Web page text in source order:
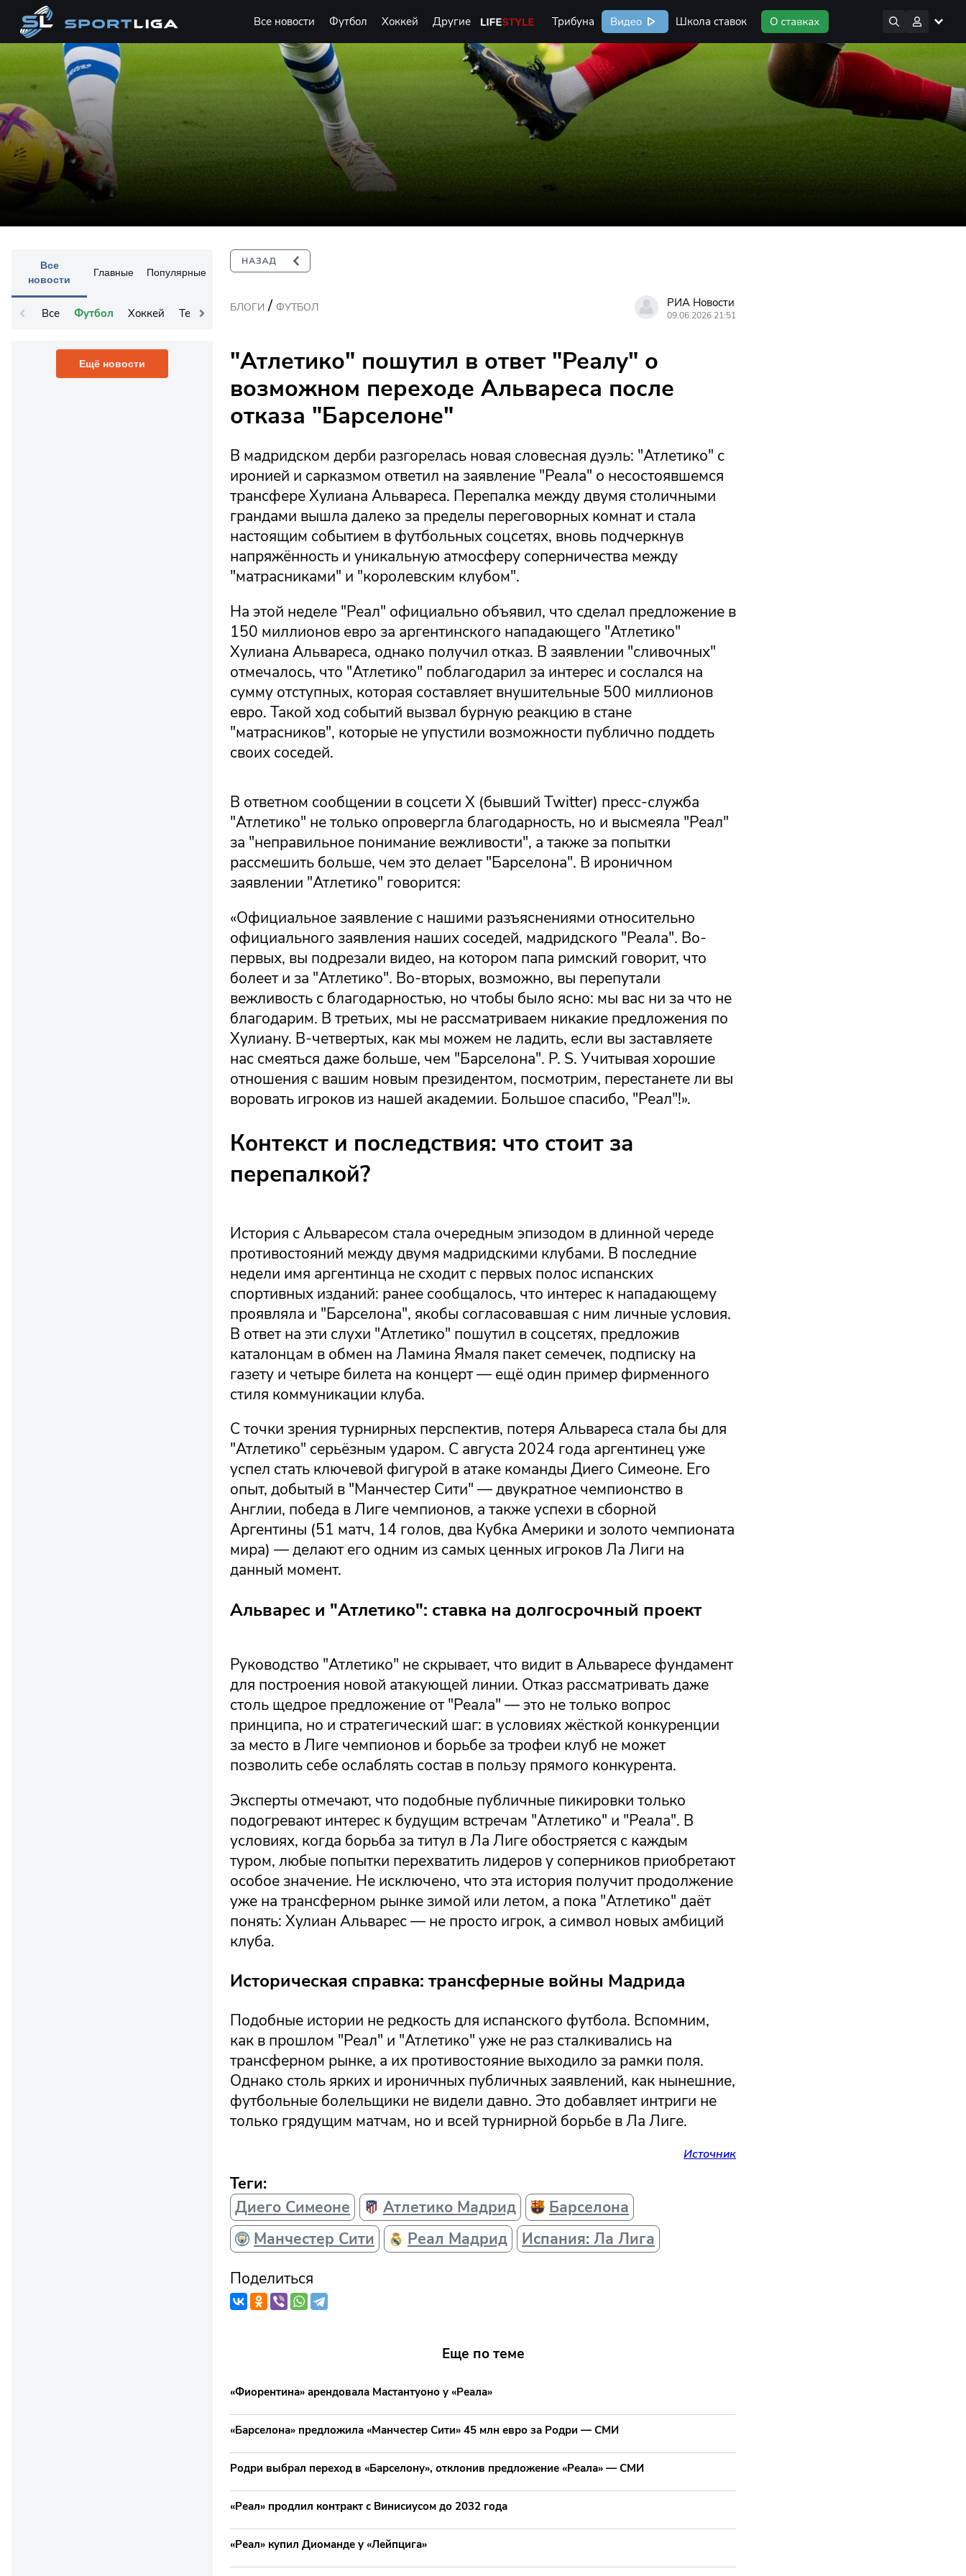
Все новости Футбол Хоккей Другие Life Style Трибуна Видео Школа ставок
Все
новости
Главные Популярные
Все Футбол Хоккей Теннис Остальное
Ещё новости
БЛОГИ / ФУТБОЛ РИА Новости
09.06.2026 21:51
"Атлетико" пошутил в ответ "Реалу" о
возможном переходе Альвареса после
отказа "Барселоне"
В мадридском дерби разгорелась новая словесная дуэль: "Атлетико" с
иронией и сарказмом ответил на заявление "Реала" о несостоявшемся
трансфере Хулиана Альвареса. Перепалка между двумя столичными
грандами вышла далеко за пределы переговорных комнат и стала
настоящим событием в футбольных соцсетях, вновь подчеркнув
напряжённость и уникальную атмосферу соперничества между
"матрасниками" и "королевским клубом".
На этой неделе "Реал" официально объявил, что сделал предложение в
150 миллионов евро за аргентинского нападающего "Атлетико"
Хулиана Альвареса, однако получил отказ. В заявлении "сливочных"
отмечалось, что "Атлетико" поблагодарил за интерес и сослался на
сумму отступных, которая составляет внушительные 500 миллионов
евро. Такой ход событий вызвал бурную реакцию в стане
"матрасников", которые не упустили возможности публично поддеть
своих соседей.
В ответном сообщении в соцсети Х (бывший Twitter) пресс-служба
"Атлетико" не только опровергла благодарность, но и высмеяла "Реал"
за "неправильное понимание вежливости", а также за попытки
рассмешить больше, чем это делает "Барселона". В ироничном
заявлении "Атлетико" говорится:
«Официальное заявление с нашими разъяснениями относительно
официального заявления наших соседей, мадридского "Реала". Во-
первых, вы подрезали видео, на котором папа римский говорит, что
болеет и за "Атлетико". Во-вторых, возможно, вы перепутали
вежливость с благодарностью, но чтобы было ясно: мы вас ни за что не
благодарим. В третьих, мы не рассматриваем никакие предложения по
Хулиану. В-четвертых, как мы можем не ладить, если вы заставляете
нас смеяться даже больше, чем "Барселона". P. S. Учитывая хорошие
отношения с вашим новым президентом, посмотрим, перестанете ли вы
воровать игроков из нашей академии. Большое спасибо, "Реал"!».
Контекст и последствия: что стоит за
перепалкой?
История с Альваресом стала очередным эпизодом в длинной череде
противостояний между двумя мадридскими клубами. В последние
недели имя аргентинца не сходит с первых полос испанских
спортивных изданий: ранее сообщалось, что интерес к нападающему
проявляла и "Барселона", якобы согласовавшая с ним личные условия.
В ответ на эти слухи "Атлетико" пошутил в соцсетях, предложив
каталонцам в обмен на Ламина Ямаля пакет семечек, подписку на
газету и четыре билета на концерт — ещё один пример фирменного
стиля коммуникации клуба.
С точки зрения турнирных перспектив, потеря Альвареса стала бы для
"Атлетико" серьёзным ударом. С августа 2024 года аргентинец уже
успел стать ключевой фигурой в атаке команды Диего Симеоне. Его
опыт, добытый в "Манчестер Сити" — двукратное чемпионство в
Англии, победа в Лиге чемпионов, а также успехи в сборной
Аргентины (51 матч, 14 голов, два Кубка Америки и золото чемпионата
мира) — делают его одним из самых ценных игроков Ла Лиги на
данный момент.
Альварес и "Атлетико": ставка на долгосрочный проект
Руководство "Атлетико" не скрывает, что видит в Альваресе фундамент
для построения новой атакующей линии. Отказ рассматривать даже
столь щедрое предложение от "Реала" — это не только вопрос
принципа, но и стратегический шаг: в условиях жёсткой конкуренции
за место в Лиге чемпионов и борьбе за трофеи клуб не может
позволить себе ослаблять состав в пользу прямого конкурента.
Эксперты отмечают, что подобные публичные пикировки только
подогревают интерес к будущим встречам "Атлетико" и "Реала". В
условиях, когда борьба за титул в Ла Лиге обостряется с каждым
туром, любые попытки перехватить лидеров у соперников приобретают
особое значение. Не исключено, что эта история получит продолжение
уже на трансферном рынке зимой или летом, а пока "Атлетико" даёт
понять: Хулиан Альварес — не просто игрок, а символ новых амбиций
клуба.
Историческая справка: трансферные войны Мадрида
Подобные истории не редкость для испанского футбола. Вспомним,
как в прошлом "Реал" и "Атлетико" уже не раз сталкивались на
трансферном рынке, а их противостояние выходило за рамки поля.
Однако столь ярких и ироничных публичных заявлений, как нынешние,
футбольные болельщики не видели давно. Это добавляет интриги не
только грядущим матчам, но и всей турнирной борьбе в Ла Лиге.
Источник
Теги:
Диего Симеоне
Атлетико Мадрид
Барселона
Манчестер Сити
Реал Мадрид
Испания: Ла Лига
Поделиться
Еще по теме
«Фиорентина» арендовала Мастантуоно у «Реала»
«Барселона» предложила «Манчестер Сити» 45 млн евро за Родри — СМИ
Родри выбрал переход в «Барселону», отклонив предложение «Реала» — СМИ
«Реал» продлил контракт с Винисиусом до 2032 года
«Реал» купил Диоманде у «Лейпцига»